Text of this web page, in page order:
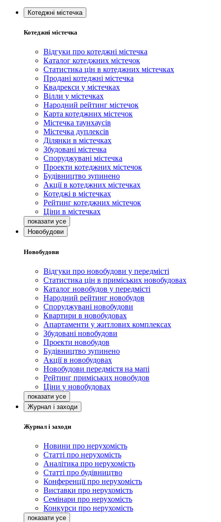
Котеджні містечка
Котеджні містечка
Відгуки про котеджні містечка
Каталог котеджних містечок
Статистика цін в котеджних містечках
Продані котеджні містечка
Квадрекси у містечках
Вілли у містечках
Народний рейтинг містечок
Карта котеджних містечок
Містечка таунхаусів
Містечка дуплексів
Ділянки в містечках
Збудовані містечка
Споруджувані містечка
Проекти котеджних містечок
Будівництво зупинено
Акції в котеджних містечках
Котеджі в містечках
Рейтинг котеджних містечок
Ціни в містечках
Новобудови
Новобудови
Відгуки про новобудови у передмісті
Статистика цін в приміських новобудовах
Каталог новобудов у передмісті
Народний рейтинг новобудов
Споруджувані новобудови
Квартири в новобудовах
Апартаменти у житлових комплексах
Збудовані новобудови
Проекти новобудов
Будівництво зупинено
Акції в новобудовах
Новобудови передмістя на мапі
Рейтинг приміських новобудов
Ціни у новобудовах
Журнал і заходи
Журнал і заходи
Новини про нерухомість
Статті про нерухомість
Аналітика про нерухомість
Статті про будівництво
Конференції про нерухомість
Виставки про нерухомість
Семінари про нерухомість
Конкурси про нерухомість